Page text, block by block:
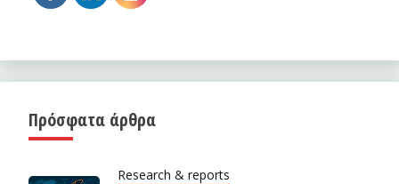
Πρόσφατα άρθρα
Research & reports